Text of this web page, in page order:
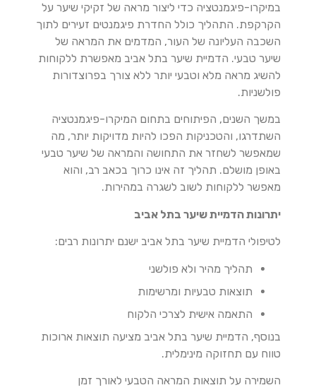
במיקרו-פיגמנטציה כדי ליצור מראה של זקיקי שיער על
הקרקפת. התהליך כולל החדרת פיגמנטים זעירים לתוך
השכבה העליונה של העור, המדמים את המראה של
שיער טבעי. הדמיית שיער בתל אביב מאפשרת ללקוחות
להשיג מראה מלא וטבעי יותר ללא צורך בפרוצדורות
פולשניות.
במשך השנים, הפיתוחים בתחום המיקרו-פיגמנטציה
השתדרגו, והטכניקות הפכו להיות מדויקות יותר, מה
שמאפשר לשחזר את התחושה והמראה של שיער טבעי
באופן מושלם. תהליך זה אינו כרוך בכאב רב, והוא
מאפשר ללקוחות לשוב לשגרה במהירות.
יתרונות הדמיית שיער בתל אביב
לטיפולי הדמיית שיער בתל אביב ישנם יתרונות רבים:
תהליך מהיר ולא פולשני
תוצאות טבעיות ומרשימות
התאמה אישית לצרכי הלקוח
בנוסף, הדמיית שיער בתל אביב מציעה תוצאות ארוכות
טווח עם תחזוקה מינימלית.
השמירה על תוצאות המראה הטבעי לאורך זמן